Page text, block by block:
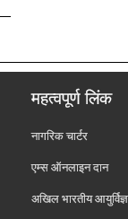
महत्वपूर्ण लिंक
नागरिक चार्टर
एम्स ऑनलाइन दान
अखिल भारतीय